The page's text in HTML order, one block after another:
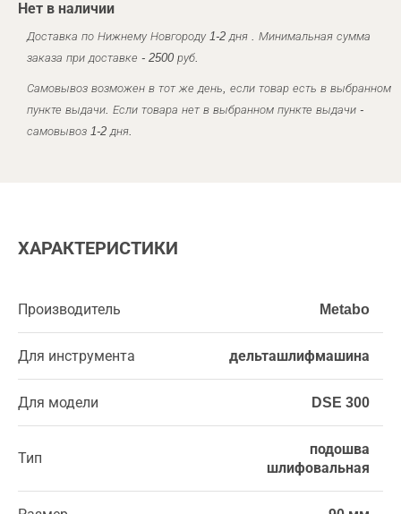
Нет в наличии
Доставка по Нижнему Новгороду 1-2 дня . Минимальная сумма
заказа при доставке - 2500 руб.
Самовывоз возможен в тот же день, если товар есть в выбранном
пункте выдачи. Если товара нет в выбранном пункте выдачи -
самовывоз 1-2 дня.
ХАРАКТЕРИСТИКИ
Производитель Metabo
Для инструмента дельташлифмашина
Для модели DSE 300
Тип
подошва
шлифовальная